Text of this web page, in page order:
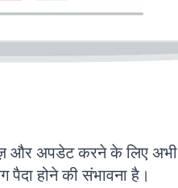
और अपडेट करने के लिए अभी
होने की संभावना है।